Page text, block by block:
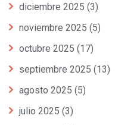
diciembre 2025 (3)
noviembre 2025 (5)
octubre 2025 (17)
septiembre 2025 (13)
agosto 2025 (5)
julio 2025 (3)